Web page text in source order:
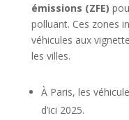
émissions (ZFE)
polluant. Ces zones
véhicules aux
les villes.
À Paris, les
d’ici 2025.